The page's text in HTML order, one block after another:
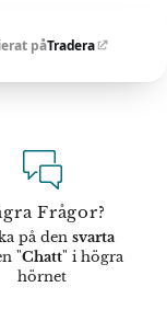
påTradera
Frågor?
på den svarta
"Chatt" i högra
hörnet